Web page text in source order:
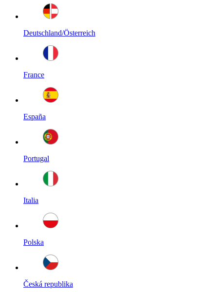
Deutschland/Österreich
France
España
Portugal
Italia
Polska
Česká republika